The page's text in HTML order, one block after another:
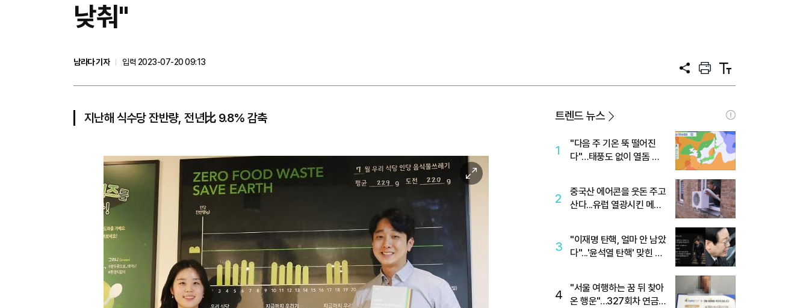
낮춰"
남라다 기자
입력 2023-07-20 09:13
공
프
트
텍
트
지난해 식수당 잔반량, 전년比 9.8% 감축
미
대
트렌드 뉴스
1
"다음 주 기온 뚝 떨어진
다"…태풍도 없이 열돔 박
2
중국산 에어콘을 웃돈 주고
산다...유럽 열광시킨 메이
3
"이재명 탄핵, 얼마 안 남았
다"...'윤석열 탄핵' 맞힌 무
4
"서울 여행하는 꿈 뒤 찾아
온 행운"…327회차 연금